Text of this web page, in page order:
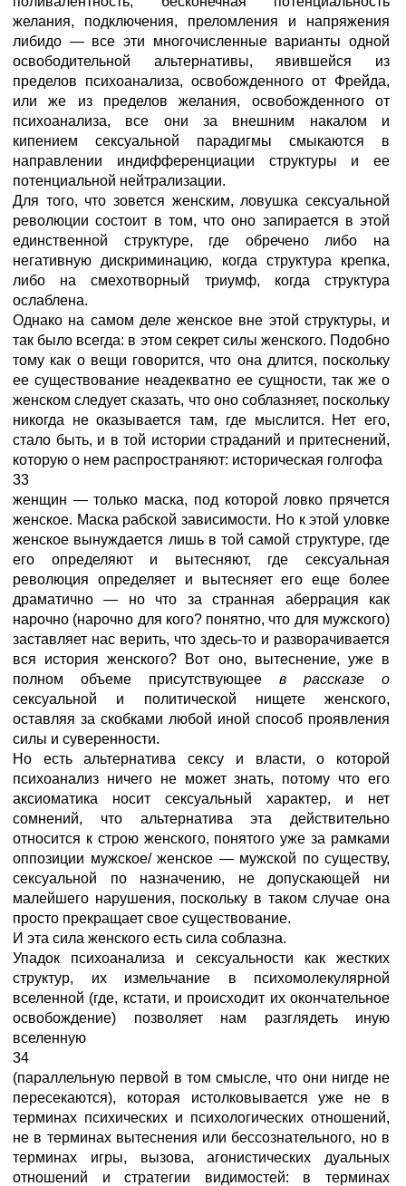
желания, подключения, преломления и напряжения
либидо — все эти многочисленные варианты одной
освободительной альтернативы, явившейся из
пределов психоанализа, освобожденного от Фрейда,
или же из пределов желания, освобожденного от
психоанализа, все они за внешним накалом и
кипением сексуальной парадигмы смыкаются в
направлении индифференциации структуры и ее
потенциальной нейтрализации.
Для того, что зовется женским, ловушка сексуальной
революции состоит в том, что оно запирается в этой
единственной структуре, где обречено либо на
негативную дискриминацию, когда структура крепка,
либо на смехотворный триумф, когда структура
ослаблена.
Однако на самом деле женское вне этой структуры, и
так было всегда: в этом секрет силы женского. Подобно
тому как о вещи говорится, что она длится, поскольку
ее существование неадекватно ее сущности, так же о
женском следует сказать, что оно соблазняет, поскольку
никогда не оказывается там, где мыслится. Нет его,
стало быть, и в той истории страданий и притеснений,
которую о нем распространяют: историческая голгофа
33
женщин — только маска, под которой ловко прячется
женское. Маска рабской зависимости. Но к этой уловке
женское вынуждается лишь в той самой структуре, где
его определяют и вытесняют, где сексуальная
революция определяет и вытесняет его еще более
драматично — но что за странная аберрация как
нарочно (нарочно для кого? понятно, что для мужского)
заставляет нас верить, что здесь-то и разворачивается
вся история женского? Вот оно, вытеснение, уже в
полном объеме присутствующее в рассказе о
сексуальной и политической нищете женского,
оставляя за скобками любой иной способ проявления
силы и суверенности.
Но есть альтернатива сексу и власти, о которой
психоанализ ничего не может знать, потому что его
аксиоматика носит сексуальный характер, и нет
сомнений, что альтернатива эта действительно
относится к строю женского, понятого уже за рамками
оппозиции мужское/ женское — мужской по существу,
сексуальной по назначению, не допускающей ни
малейшего нарушения, поскольку в таком случае она
просто прекращает свое существование.
И эта сила женского есть сила соблазна.
Упадок психоанализа и сексуальности как жестких
структур, их измельчание в психомолекулярной
вселенной (где, кстати, и происходит их окончательное
освобождение) позволяет нам разглядеть иную
вселенную
34
(параллельную первой в том смысле, что они нигде не
пересекаются), которая истолковывается уже не в
терминах психических и психологических отношений,
не в терминах вытеснения или бессознательного, но в
терминах игры, вызова, агонистических дуальных
отношений и стратегии видимостей: в терминах